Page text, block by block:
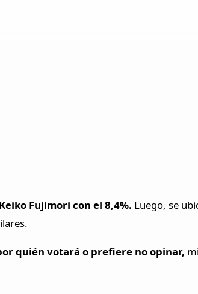
Fujimori con el 8,4%. Luego, se
quién votará o prefiere no opinar,